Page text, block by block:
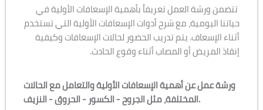
تتضمن ورشة العملتعريفاً بأهمية الإسعافات الأولية في
حياتنا اليومية، معشرح أدوات الإسعافات الأولية التي تستخدم
أثناء الإسعاف.يتم تدريب الحضور لحالات الإسعافات وكيفية
إنقاذ المريض أو المصاب أثناء وقوع الحادث.
ورشة عمل عن أهمية الإسعافات الأولية والتعامل مع الحالات
المختلفة، مثل الجروح - الكسور - الحروق - النزيف.